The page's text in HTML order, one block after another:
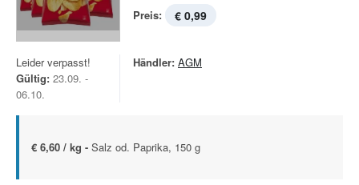
Preis: € 0,99
Leider verpasst!
Gültig: 23.09. -
06.10.
Händler: AGM
€ 6,60 / kg - Salz od. Paprika, 150 g